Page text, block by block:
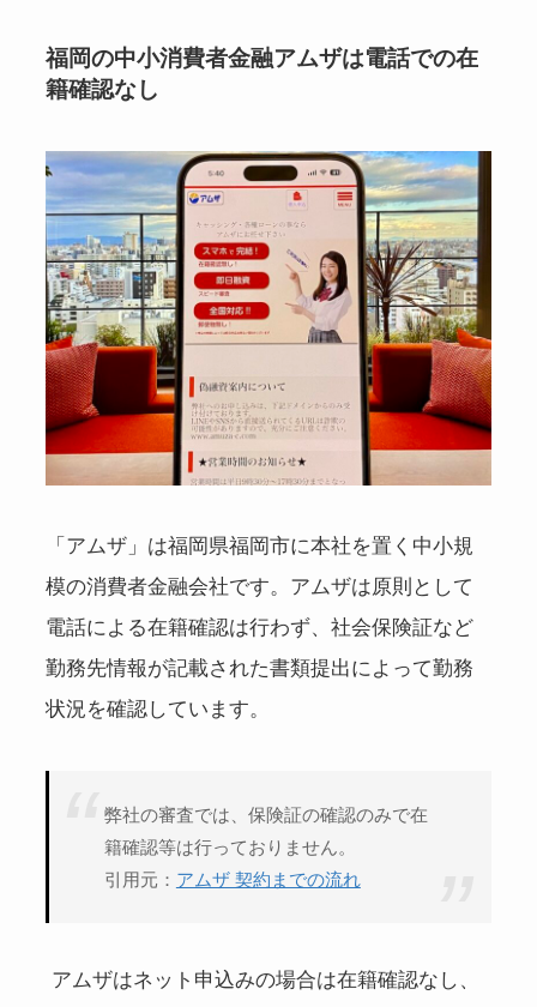
福岡の中小消費者金融アムザは電話での在
籍確認なし
「アムザ」は福岡県福岡市に本社を置く中小規
模の消費者金融会社です。アムザは原則として
電話による在籍確認は行わず、社会保険証など
勤務先情報が記載された書類提出によって勤務
状況を確認しています。
弊社の審査では、保険証の確認のみで在
籍確認等は行っておりません。
引用元： アムザ 契約までの流れ
アムザはネット申込みの場合は在籍確認なし、